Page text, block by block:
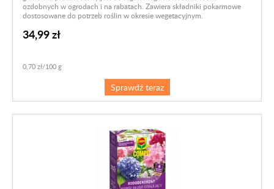
ozdobnych w ogrodach i na rabatach. Zawiera składniki pokarmowe
dostosowane do potrzeb roślin w okresie wegetacyjnym.
34,99 zł
0,70 zł/100 g
Sprawdź teraz